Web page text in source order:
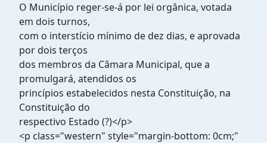
O Município reger-se-á por lei orgânica, votada
em dois turnos,
com o interstício mínimo de dez dias, e aprovada
por dois terços
dos membros da Câmara Municipal, que a
promulgará, atendidos os
princípios estabelecidos nesta Constituição, na
Constituição do
respectivo Estado (?)</p>
<p class="western" style="margin-bottom: 0cm;"